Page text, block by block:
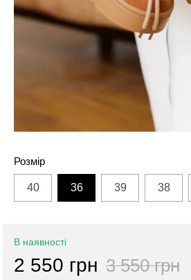
Розмір
40 36 39 38
В наявності
2 550 грн 3 550 грн